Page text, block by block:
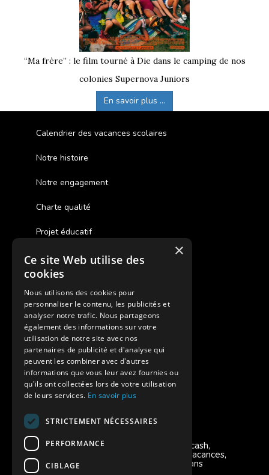
“Ma frère” : le film tourné à Die dans le camping de nos
colonies Supernova Juniors
En savoir plus ...
Calendrier des vacances scolaires
Notre histoire
Notre engagement
Charte qualité
Projet éducatif
Des colonies de vacances inclusives
Assurances annulations
Aides financières pour partir en colonie
Charte de confidentialité
Vacances Adaptées Adulte Supernova
Modes de règlement acceptés
Chèque, Virement, Espèces, Mandats cash,
Bons CAF, Conseil général, Chèques vacances,
Carte bancaire, Prise en charge reçu sans
règlement, Prélèvement, Pass Colo
×
Ce site Web utilise des
cookies
Nous utilisons des cookies pour
personnaliser le contenu, les publicités et
analyser notre trafic. Nous partageons
également des informations sur votre
utilisation de notre site avec nos
partenaires de publicité et d'analyse qui
peuvent les combiner avec d'autres
informations que vous leur avez fournies ou
qu'ils ont collectées lors de votre utilisation
de leurs services. En savoir plus
STRICTEMENT NÉCESSAIRES
PERFORMANCE
CIBLAGE